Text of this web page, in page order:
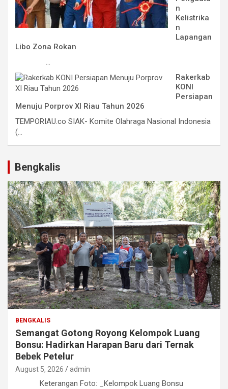
n
Kelistrika
n
Lapangan
Libo Zona Rokan
...
Rakerkab
KONI
Persiapan
Menuju Porprov XI Riau Tahun 2026
TEMPORIAU.co SIAK- Komite Olahraga Nasional Indonesia
(...
Bengkalis
BENGKALIS
Semangat Gotong Royong Kelompok Luang
Bonsu: Hadirkan Harapan Baru dari Ternak
Bebek Petelur
August 5, 2026 admin
Keterangan Foto: _Kelompok Luang Bonsu